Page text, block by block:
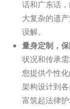
话和广东话
大复杂的遗
误解。
量身定制，
状况和传承
您提供个性
架构设计到
富筑起法律护